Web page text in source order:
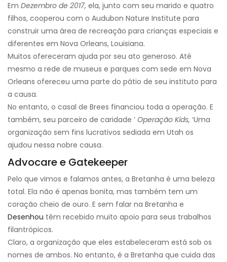
Em Dezembro de 2017, ela, junto com seu marido e quatro
filhos, cooperou com o Audubon Nature Institute para
construir uma área de recreação para crianças especiais e
diferentes em Nova Orleans, Louisiana.
Muitos ofereceram ajuda por seu ato generoso. Até
mesmo a rede de museus e parques com sede em Nova
Orleans ofereceu uma parte do pátio de seu instituto para
a causa.
No entanto, o casal de Brees financiou toda a operação. E
também, seu parceiro de caridade ‘ Operação Kids, ‘Uma
organização sem fins lucrativos sediada em Utah os
ajudou nessa nobre causa.
Advocare e Gatekeeper
Pelo que vimos e falamos antes, a Bretanha é uma beleza
total. Ela não é apenas bonita, mas também tem um
coração cheio de ouro. E sem falar na Bretanha e
Desenhou têm recebido muito apoio para seus trabalhos
filantrópicos.
Claro, a organização que eles estabeleceram está sob os
nomes de ambos. No entanto, é a Bretanha que cuida das